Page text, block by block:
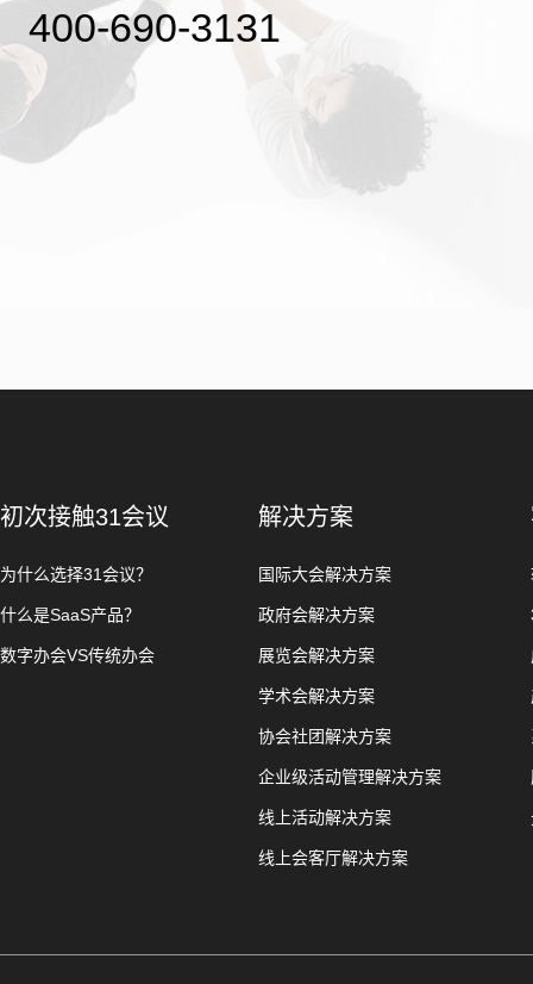
400-690-3131
初次接触31会议
为什么选择31会议？
什么是SaaS产品？
数字办会VS传统办会
解决方案
国际大会解决方案
政府会解决方案
展览会解决方案
学术会解决方案
协会社团解决方案
企业级活动管理解决方案
线上活动解决方案
线上会客厅解决方案